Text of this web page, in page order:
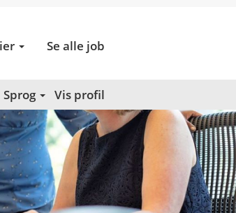
Se alle job
Sprog Vis profil